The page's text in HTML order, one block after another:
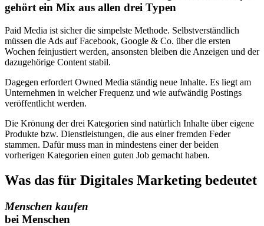
gehört ein Mix aus allen drei Typen
Paid Media ist sicher die simpelste Methode. Selbstverständlich
müssen die Ads auf Facebook, Google & Co. über die ersten
Wochen feinjustiert werden, ansonsten bleiben die Anzeigen und der
dazugehörige Content stabil.
Dagegen erfordert Owned Media ständig neue Inhalte. Es liegt am
Unternehmen in welcher Frequenz und wie aufwändig Postings
veröffentlicht werden.
Die Krönung der drei Kategorien sind natürlich Inhalte über eigene
Produkte bzw. Dienstleistungen, die aus einer fremden Feder
stammen. Dafür muss man in mindestens einer der beiden
vorherigen Kategorien einen guten Job gemacht haben.
Was das für Digitales Marketing bedeutet
Menschen kaufen
bei Menschen